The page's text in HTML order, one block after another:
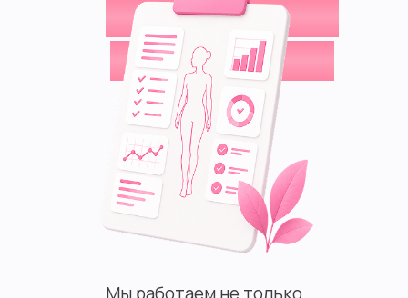
ПОДДЕРЖКИ
ОРГАНИЗМА